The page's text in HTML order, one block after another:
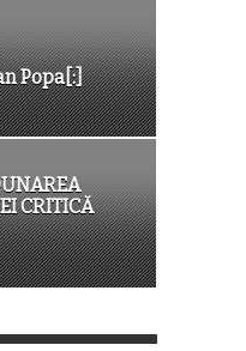
Popa[:]
CRITICĂ